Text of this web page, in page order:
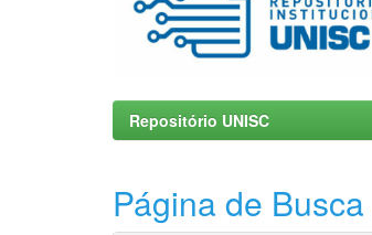
Repositório UNISC
Página de Busca